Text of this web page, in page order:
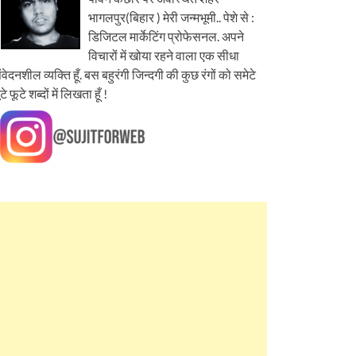
भागलपुर(बिहार ) मेरी जन्मभूमी.. पेशे से :
डिजिटल मार्केटिंग प्रोफेसनल. अपने
विचारों में खोया रहने वाला एक सीधा
व्यक्ति हूँ. बस बहुरंगी जिन्दगी की कुछ रंगों को समेटे
फूटे शब्दों में लिखता हूँ !